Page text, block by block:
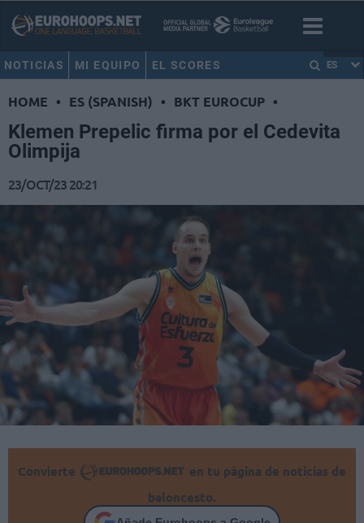
NOTICIAS MI EQUIPO EL SCORES ES
HOME • ES (SPANISH) • BKT EUROCUP •
Klemen Prepelic firma por el Cedevita
Olimpija
23/OCT/23 20:21
Convierte
en tu página de noticias de
baloncesto.